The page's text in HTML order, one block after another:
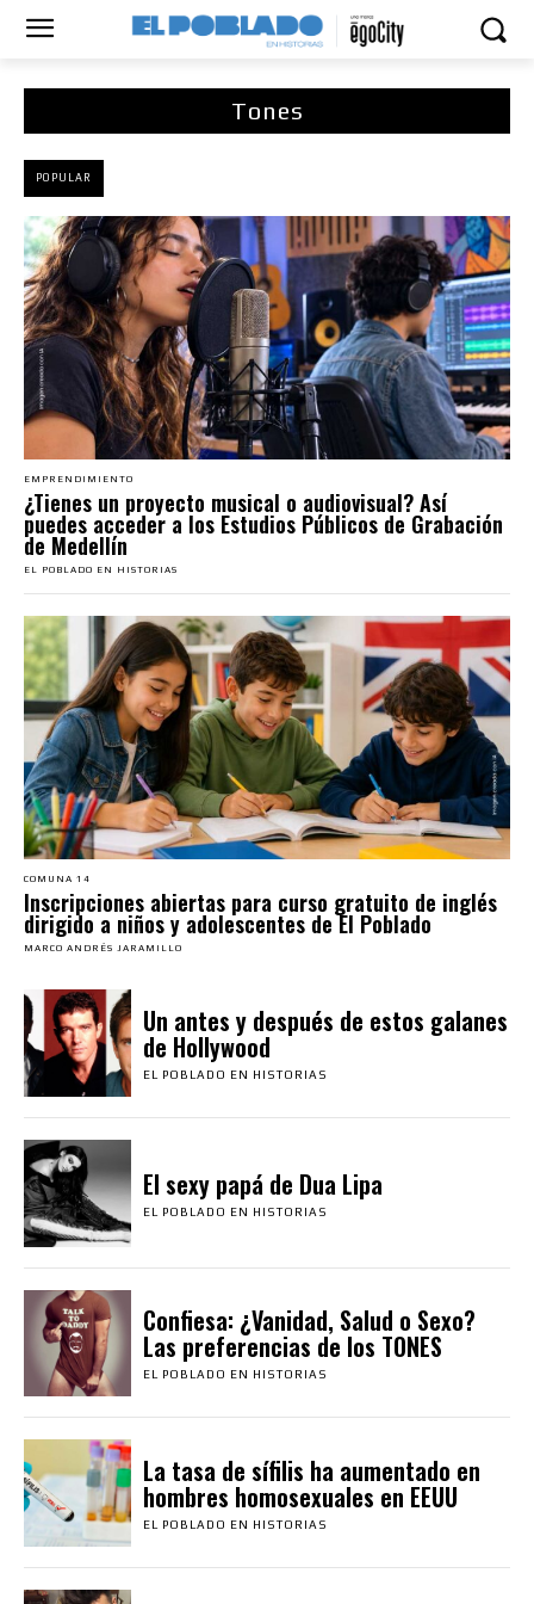
Tones
POPULAR
EMPRENDIMIENTO
¿Tienes un proyecto musical o audiovisual? Así
puedes acceder a los Estudios Públicos de Grabación
de Medellín
EL POBLADO EN HISTORIAS
COMUNA 14
Inscripciones abiertas para curso gratuito de inglés
dirigido a niños y adolescentes de El Poblado
MARCO ANDRÉS JARAMILLO
Un antes y después de estos galanes
de Hollywood
EL POBLADO EN HISTORIAS
El sexy papá de Dua Lipa
EL POBLADO EN HISTORIAS
Confiesa: ¿Vanidad, Salud o Sexo?
Las preferencias de los TONES
EL POBLADO EN HISTORIAS
La tasa de sífilis ha aumentado en
hombres homosexuales en EEUU
EL POBLADO EN HISTORIAS